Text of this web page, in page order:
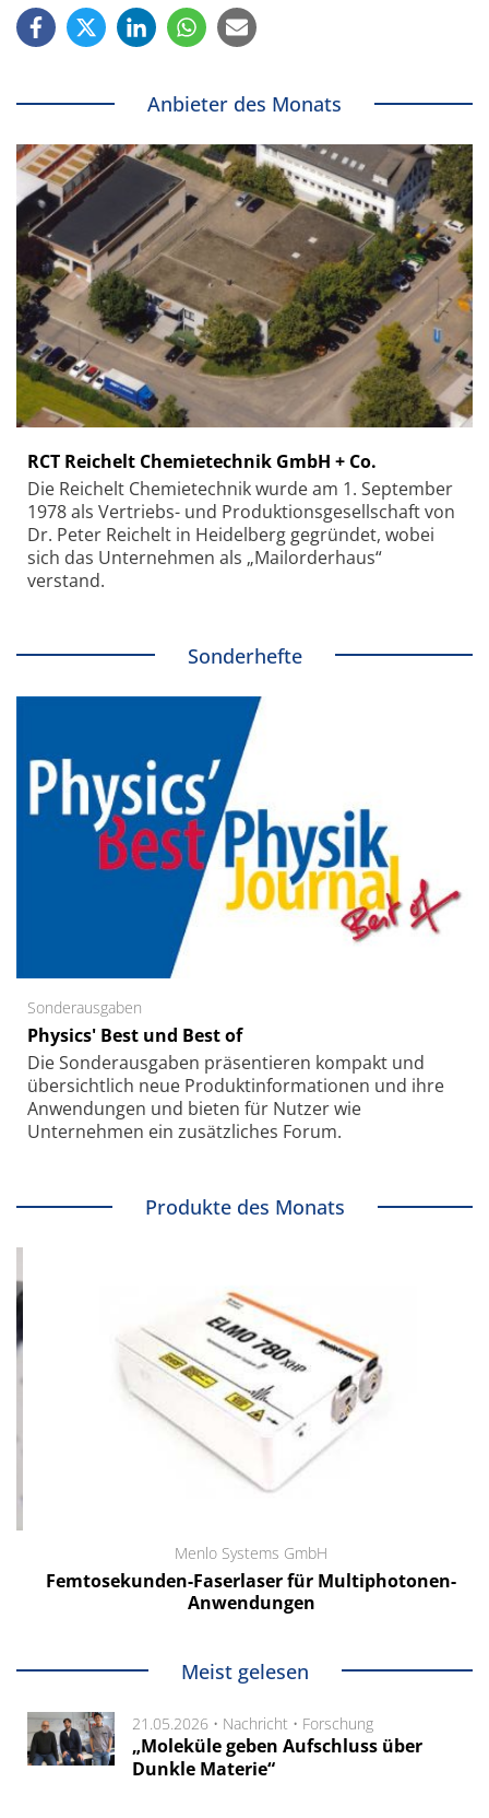
Anbieter des Monats
RCT Reichelt Chemietechnik GmbH + Co.
Die Reichelt Chemietechnik wurde am 1. September
1978 als Vertriebs- und Produktionsgesellschaft von
Dr. Peter Reichelt in Heidelberg gegründet, wobei
sich das Unternehmen als „Mailorderhaus“
verstand.
Sonderhefte
Sonderausgaben
Physics' Best und Best of
Die Sonder­ausgaben präsentieren kompakt und
übersichtlich neue Produkt­informationen und ihre
Anwendungen und bieten für Nutzer wie
Unternehmen ein zusätzliches Forum.
Produkte des Monats
Menlo Systems GmbH
Femtosekunden-Faserlaser für Multiphotonen-
Anwendungen
Meist gelesen
21.05.2026 • Nachricht • Forschung
„Moleküle geben Aufschluss über
Dunkle Materie“